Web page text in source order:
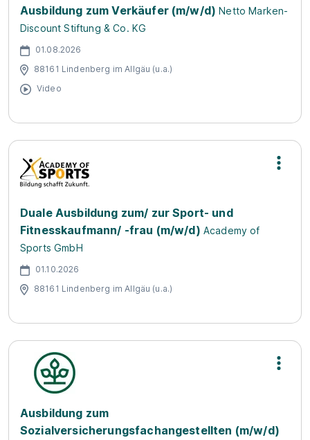
Ausbildung zum Verkäufer (m/w/d) Netto Marken-
Discount Stiftung & Co. KG
01.08.2026
88161 Lindenberg im Allgäu (u.a.)
Video
Duale Ausbildung zum/ zur Sport- und
Fitnesskaufmann/ -frau (m/w/d) Academy of
Sports GmbH
01.10.2026
88161 Lindenberg im Allgäu (u.a.)
Ausbildung zum
Sozialversicherungsfachangestellten (m/w/d)